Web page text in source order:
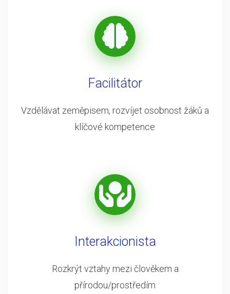
Facilitátor
Vzdělávat zeměpisem, rozvíjet osobnost žáků a
klíčové kompetence
Interakcionista
Rozkrýt vztahy mezi člověkem a
přírodou/prostředím